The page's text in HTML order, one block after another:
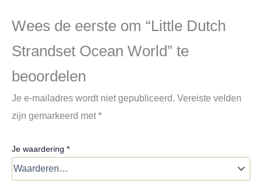
Wees de eerste om “Little Dutch
Strandset Ocean World” te
beoordelen
Je e-mailadres wordt niet gepubliceerd. Vereiste velden
zijn gemarkeerd met*
Je waardering *